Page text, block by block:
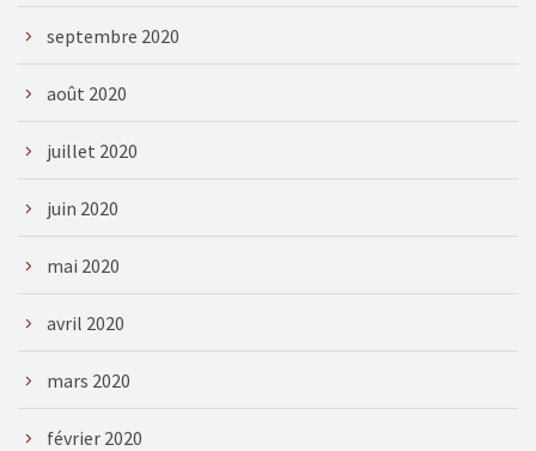
septembre 2020
août 2020
juillet 2020
juin 2020
mai 2020
avril 2020
mars 2020
février 2020